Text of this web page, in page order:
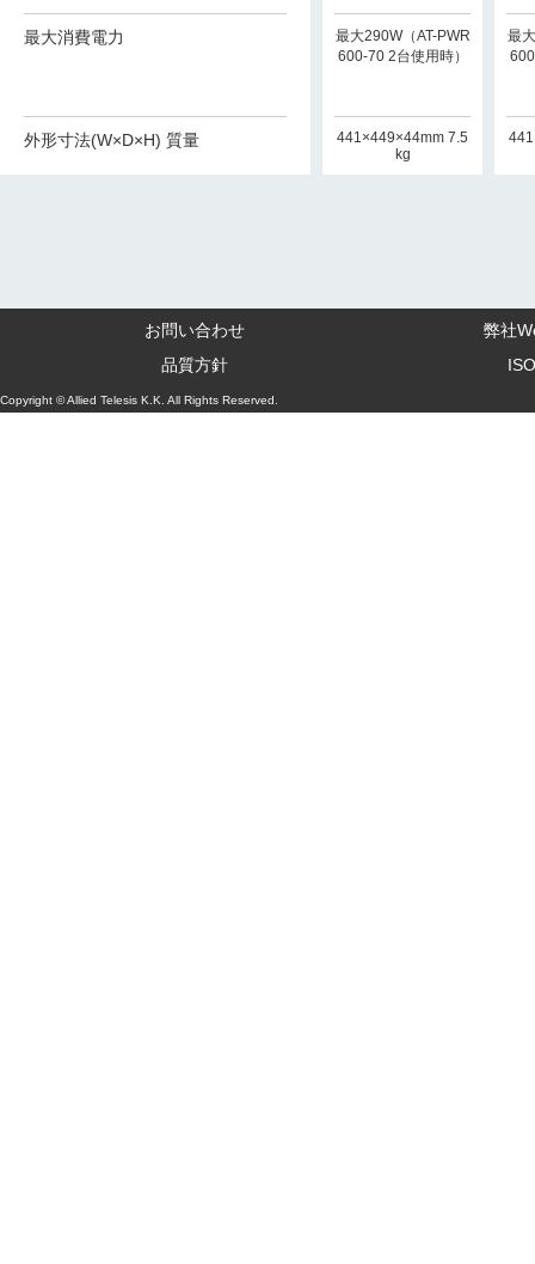
最大消費電力
外形寸法(W×D×H) 質量
最大290W（AT-PWR
600-70 2台使用時）
441×449×44mm 7.5
kg
最
お問い合わせ
弊社
品質方針
Copyright © Allied Telesis K.K. All Rights Reserved.